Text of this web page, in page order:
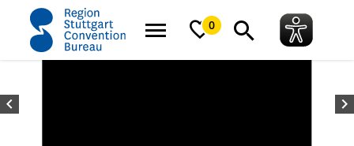
0
Startseite Messe Stuttgart